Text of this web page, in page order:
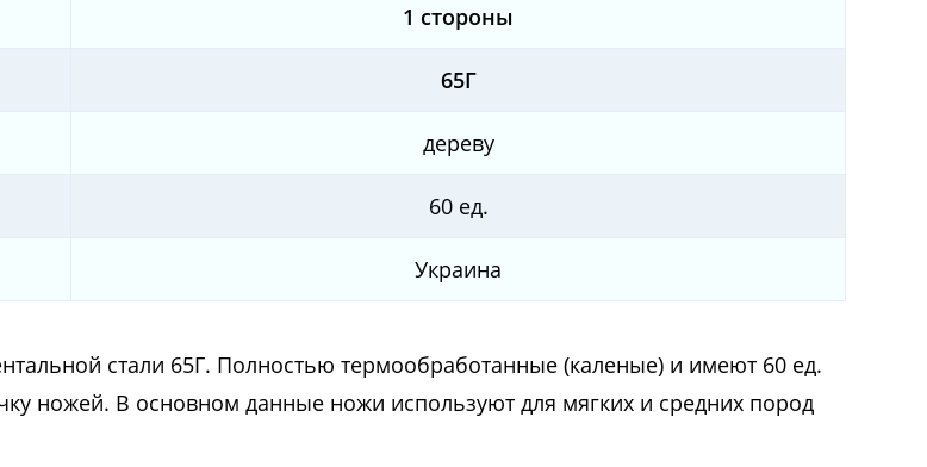
1 стороны
65Г
дереву
60 ед.
Украина
стали 65Г. Полностью термообработанные (каленые) и имеют 60 ед.
ножей. В основном данные ножи используют для мягких и средних пород